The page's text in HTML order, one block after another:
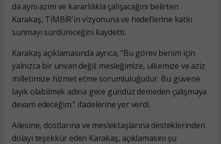
da aynı azim ve kararlılıkla çalışacağını belirten
Karakaş, TİMBİR'in vizyonuna ve hedeflerine katkı
sunmayı sürdüreceğini kaydetti.
Karakaş açıklamasında ayrıca, "Bu görev benim için
yalnızca bir unvan değil; mesleğimize, ülkemize ve aziz
milletimize hizmet etme sorumluluğudur. Bu güvene
layık olabilmek adına gece gündüz demeden çalışmaya
devam edeceğim." ifadelerine yer verdi.
Ailesine, dostlarına ve meslektaşlarına desteklerinden
dolayı teşekkür eden Karakaş, açıklamasını şu